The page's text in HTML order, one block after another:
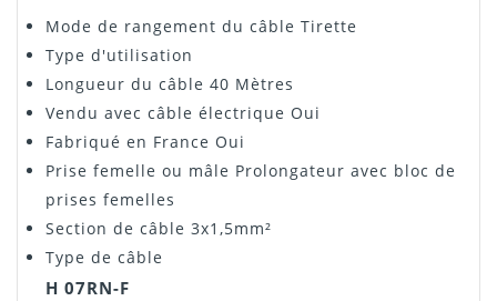
Mode de rangement du câble Tirette
Type d'utilisation
Longueur du câble 40 Mètres
Vendu avec câble électrique Oui
Fabriqué en France Oui
Prise femelle ou mâle Prolongateur avec bloc de
prises femelles
Section de câble 3x1,5mm²
Type de câble
H 07RN-F